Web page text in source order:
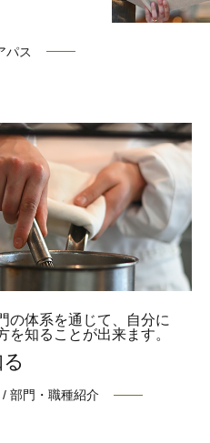
パス
の体系を通じて、自分に
を知ることが出来ます。
部門・職種紹介